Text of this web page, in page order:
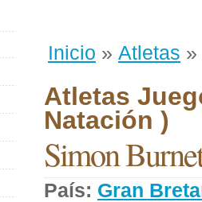
Inicio » Atletas »
Atletas
Natación )
Simon
País: Gran